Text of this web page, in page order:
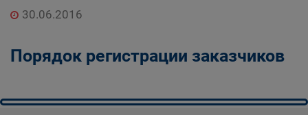
30.06.2016
Порядок регистрации заказчиков